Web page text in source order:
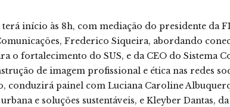
início às 8h, com mediação do presidente da
Frederico Siqueira, abordando
o fortalecimento do SUS, e da CEO do Sistema
de imagem profissional e ética nas redes
conduzirá painel com Luciana Caroline
e soluções sustentáveis, e Kleyber Dantas,